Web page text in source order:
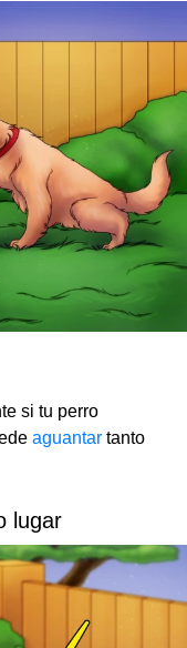
si tu perro
aguantar tanto
lugar